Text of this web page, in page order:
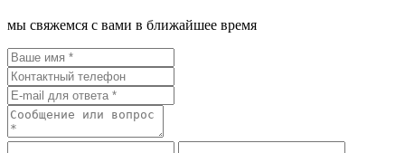
мы свяжемся с вами в ближайшее время